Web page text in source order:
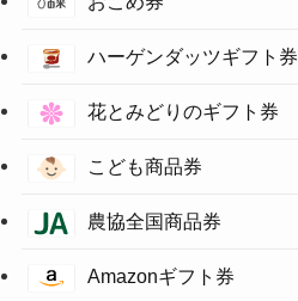
ハーゲンダッツギフト券
花とみどりのギフト券
こども商品券
農協全国商品券
Amazonギフト券